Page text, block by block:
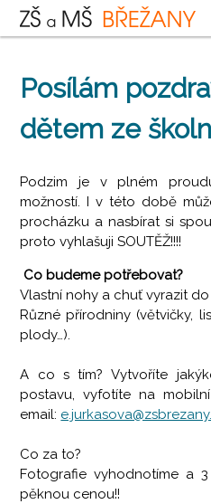
ŠKOLNÍ
Posílám
dětem ze
Podzim je v plném
možností. I v této době
procházku a nasbírat si
proto vyhlašuji SOUTĚŽ!!!!
Co budeme potřebovat?
Vlastní nohy a chuť vyrazit
Různé přírodniny (větvičky,
plody…).
A co s tím? Vytvoříte
postavu, vyfotíte na
email:
Co za to?
Fotografie vyhodnotíme a
pěknou cenou!!